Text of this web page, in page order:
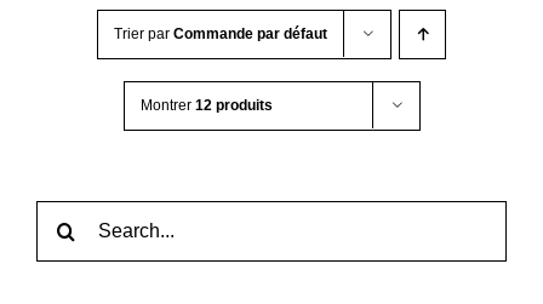
CONTACTTrier par Commande par défaut
Montrer 12 produits